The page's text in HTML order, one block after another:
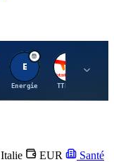
E
Energie
T
TTE.PA
Italie EUR
Santé